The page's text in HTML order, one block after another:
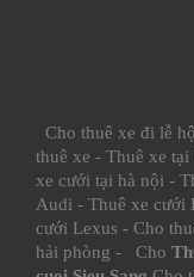
Cho thuê xe đi lễ
thuê xe - Thuê xe tại
xe cưới tại hà nội -
Audi - Thuê xe cưới
cưới Lexus - Cho
hải phòng - Cho